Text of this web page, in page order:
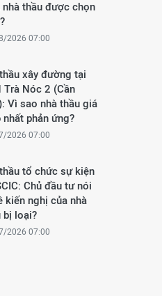
nhà thầu được chọn
2026 07:00
xây đường tại
Trà Nóc 2 (Cần
Vì sao nhà thầu giá
nhất phản ứng?
2026 07:00
tổ chức sự kiện
Chủ đầu tư nói
kiến nghị của nhà
bị loại?
2026 07:00